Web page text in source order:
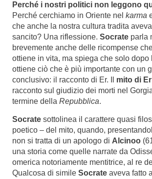
Perché i nostri politici non leggono
Perché cerchiamo in Oriente nel karma
che anche la nostra cultura tradita
sancito? Una riflessione. Socrate parla
brevemente anche delle ricompense
ottiene in vita, ma spiega che solo dopo
ottiene ciò che è più importante con un
conclusivo: il racconto di Er. Il mito di Er
racconto sul giudizio dei morti nel
termine della Repubblica.
Socrate sottolinea il carattere quasi
poetico – del mito, quando,
non si tratta di un apologo di Alcinoo
una storia come quelle narrate da
omerica notoriamente mentitrice, al re
Qualcosa di simile Socrate aveva fatto